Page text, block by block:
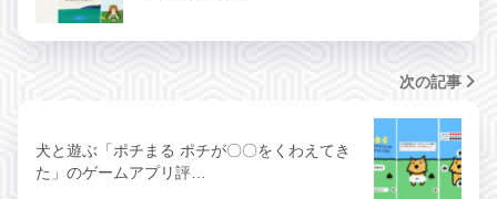
次の記事
犬と遊ぶ「ポチまる ポチが〇〇をくわえてき
た」のゲームアプリ評…